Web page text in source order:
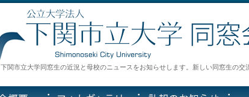
下関市立大学同窓生の近況と母校のニュースをお知らせします。新しい同窓生の交